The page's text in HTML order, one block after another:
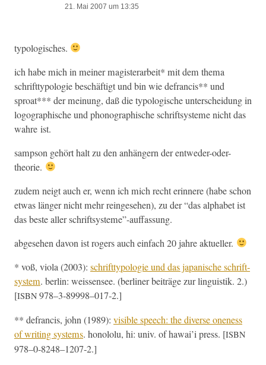
21. Mai 2007 um 13:35
typol­o­gis­ches.
ich habe mich in mein­er mag­is­ter­ar­beit* mit dem the­ma
schrift­ty­polo­gie beschäftigt und bin wie defran­cis** und
sproat*** der mei­n­ung, daß die typol­o­gis­che unter­schei­dung in
logographis­che und phono­graphis­che schrift­sys­teme nicht das
wahre ist.
samp­son gehört halt zu den anhängern der entweder-oder-
theorie.
zudem neigt auch er, wenn ich mich recht erin­nere (habe schon
etwas länger nicht mehr reinge­se­hen), zu der “das alpha­bet ist
das beste aller schriftsysteme”-auffassung.
abge­se­hen davon ist rogers auch ein­fach 20 jahre aktueller.
* voß, vio­la (2003): schrift­ty­polo­gie und das japanis­che schrift­
sys­tem. berlin: weis­sensee. (berlin­er beiträge zur lin­guis­tik. 2.)
[ISBN 978–3‑89998–017‑2.]
** defran­cis, john (1989): vis­i­ble speech: the diverse one­ness
of writ­ing sys­tems. hon­ololu, hi: univ. of hawai’i press. [ISBN
978–0‑8248–1207‑2.]